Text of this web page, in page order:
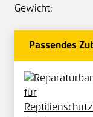
Gewicht:
Passendes